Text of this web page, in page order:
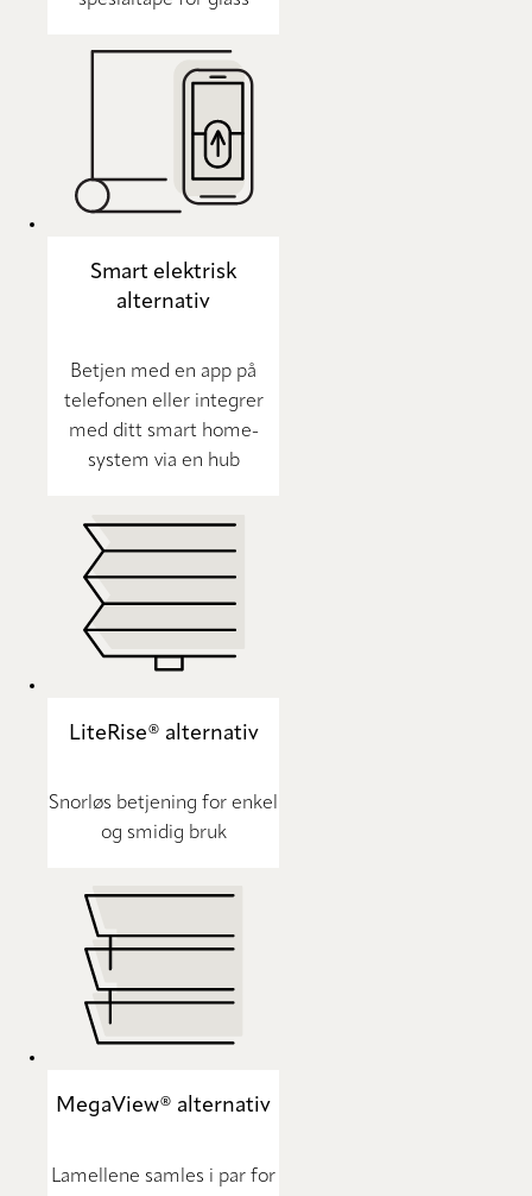
Smart elektrisk
alternativ
Betjen med en app på
telefonen eller integrer
med ditt smart home-
system via en hub
LiteRise® alternativ
Snorløs betjening for enkel
og smidig bruk
MegaView® alternativ
Lamellene samles i par for